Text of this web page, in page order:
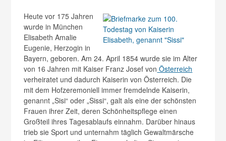
Heute vor 175 Jahren
wurde in München
Elisabeth Amalie
Eugenie, Herzogin in
Bayern, geboren. Am 24. April 1854 wurde sie im Alter
von 16 Jahren mit Kaiser Franz Josef von Österreich
verheiratet und dadurch Kaiserin von Österreich. Die
mit dem Hofzeremoniell immer fremdelnde Kaiserin,
genannt „Sisi“ oder „Sissi“, galt als eine der schönsten
Frauen ihrer Zeit, deren Schönheitspflege einen
Großteil ihres Tagesablaufs einnahm. Darüber hinaus
trieb sie Sport und unternahm täglich Gewaltmärsche